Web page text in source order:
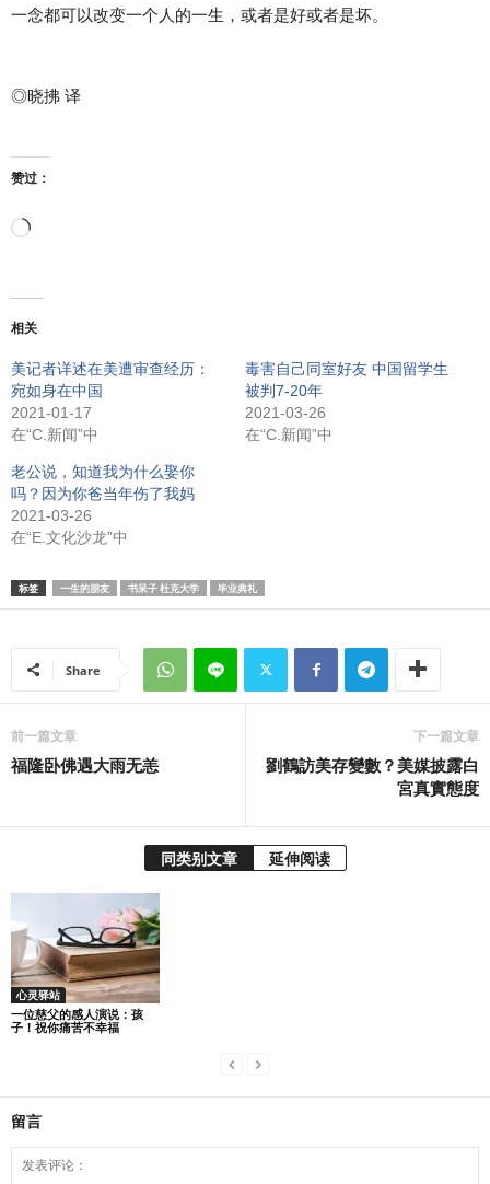
一念都可以改变一个人的一生，或者是好或者是坏。
◎晓拂 译
赞过：
正
加
载…
相关
美记者详述在美遭审查经历：
宛如身在中国
2021-01-17
在“C.新闻”中
毒害自己同室好友 中国留学生
被判7-20年
2021-03-26
在“C.新闻”中
老公说，知道我为什么娶你
吗？因为你爸当年伤了我妈
2021-03-26
在“E.文化沙龙”中
标签 一生的朋友 书呆子 杜克大学 毕业典礼
Share
前一篇文章
福隆卧佛遇大雨无恙
下一篇文章
劉鶴訪美存變數？美媒披露白
宮真實態度
同类别文章 延伸阅读
心灵驿站
一位慈父的感人演说：孩
子！祝你痛苦不幸福
留言